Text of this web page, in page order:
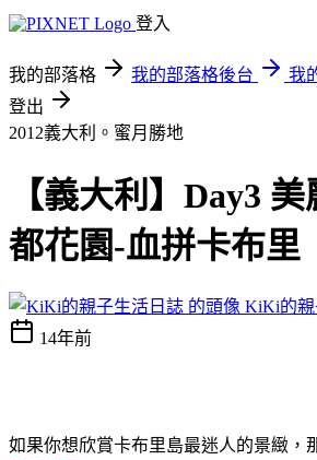
登入
我的部落格 我的部落格後台
我
登出
2012義大利。蜜月勝地
【義大利】Day3
都花園-血拼卡布里
KiKi的親
14年前
如果你想欣賞卡布里島最迷人的景緻，